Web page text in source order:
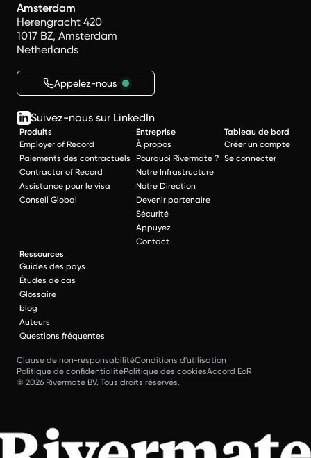
Amsterdam
Herengracht 420
1017 BZ, Amsterdam
Netherlands
Appelez-nous
Suivez-nous sur LinkedIn
Produits
Employer of Record
Paiements des contractuels
Contractor of Record
Assistance pour le visa
Conseil Global
Entreprise
À propos
Pourquoi Rivermate ?
Notre Infrastructure
Notre Direction
Devenir partenaire
Sécurité
Appuyez
Contact
Tableau de bord
Créer un compte
Se connecter
Ressources
Guides des pays
Études de cas
Glossaire
blog
Auteurs
Questions fréquentes
Clause de non-responsabilitéConditions d'utilisation
Politique de confidentialitéPolitique des cookiesAccord EoR
© 2026 Rivermate BV. Tous droits réservés.